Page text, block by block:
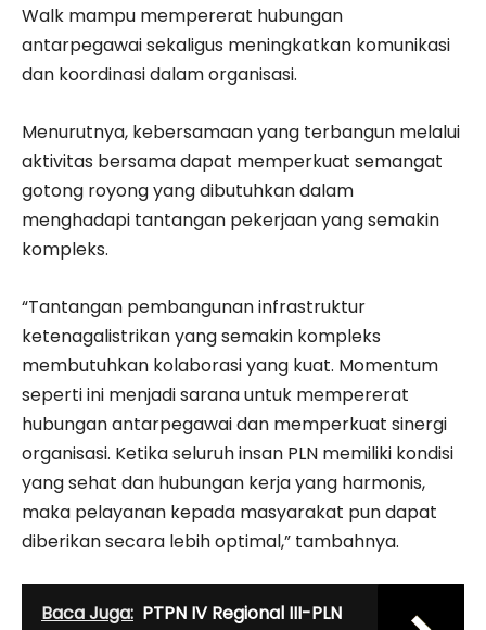
Walk mampu mempererat hubungan
antarpegawai sekaligus meningkatkan komunikasi
dan koordinasi dalam organisasi.
Menurutnya, kebersamaan yang terbangun melalui
aktivitas bersama dapat memperkuat semangat
gotong royong yang dibutuhkan dalam
menghadapi tantangan pekerjaan yang semakin
kompleks.
“Tantangan pembangunan infrastruktur
ketenagalistrikan yang semakin kompleks
membutuhkan kolaborasi yang kuat. Momentum
seperti ini menjadi sarana untuk mempererat
hubungan antarpegawai dan memperkuat sinergi
organisasi. Ketika seluruh insan PLN memiliki kondisi
yang sehat dan hubungan kerja yang harmonis,
maka pelayanan kepada masyarakat pun dapat
diberikan secara lebih optimal,” tambahnya.
Baca Juga: PTPN IV Regional III-PLN